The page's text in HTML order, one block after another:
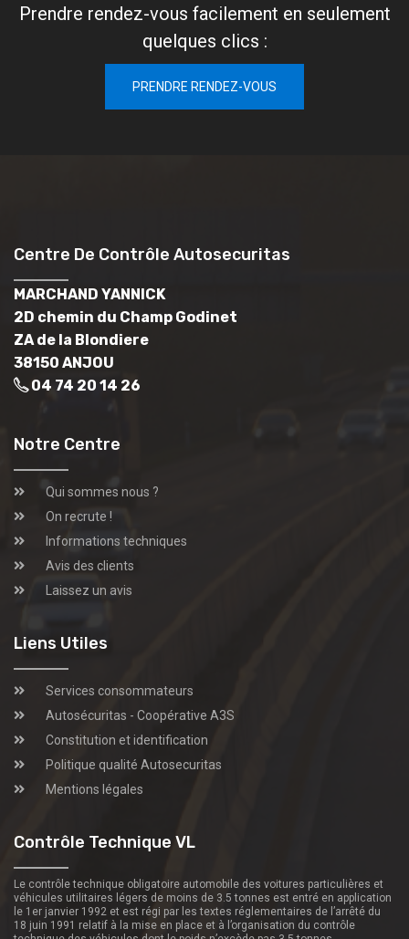
Prendre rendez-vous facilement en seulement
quelques clics :
PRENDRE RENDEZ-VOUS
Centre De Contrôle Autosecuritas
MARCHAND YANNICK
2D chemin du Champ Godinet
ZA de la Blondiere
38150 ANJOU
04 74 20 14 26
Notre Centre
Qui sommes nous ?
On recrute !
Informations techniques
Avis des clients
Laissez un avis
Liens Utiles
Services consommateurs
Autosécuritas - Coopérative A3S
Constitution et identification
Politique qualité Autosecuritas
Mentions légales
Contrôle Technique VL
Le contrôle technique obligatoire automobile des voitures particulières et
véhicules utilitaires légers de moins de 3.5 tonnes est entré en application
le 1er janvier 1992 et est régi par les textes réglementaires de l’arrêté du
18 juin 1991 relatif à la mise en place et à l’organisation du contrôle